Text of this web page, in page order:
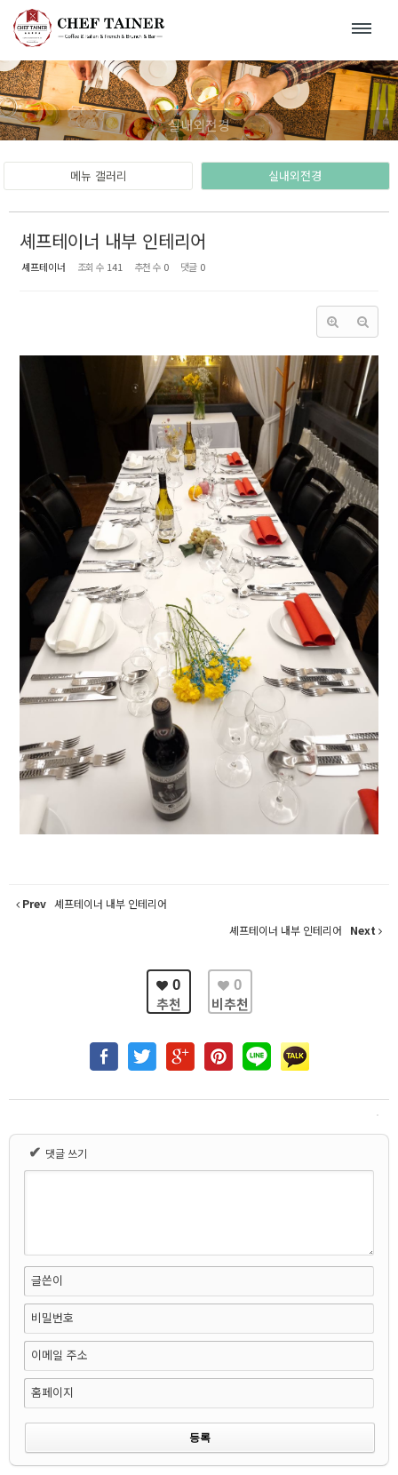
실내외전경
메뉴 갤러리 실내외전경
셰프테이너 내부 인테리어
셰프테이너 조회 수 141 추천 수 0 댓글 0
Prev 셰프테이너 내부 인테리어
셰프테이너 내부 인테리어
Next
0
추천
0
비추천
✔ 댓글 쓰기
글쓴이
비밀번호
이메일 주소
홈페이지